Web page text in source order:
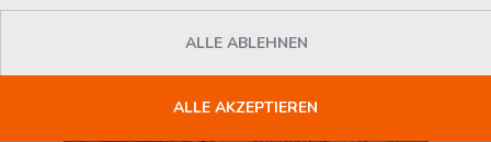
ALLE ABLEHNEN
ALLE AKZEPTIEREN